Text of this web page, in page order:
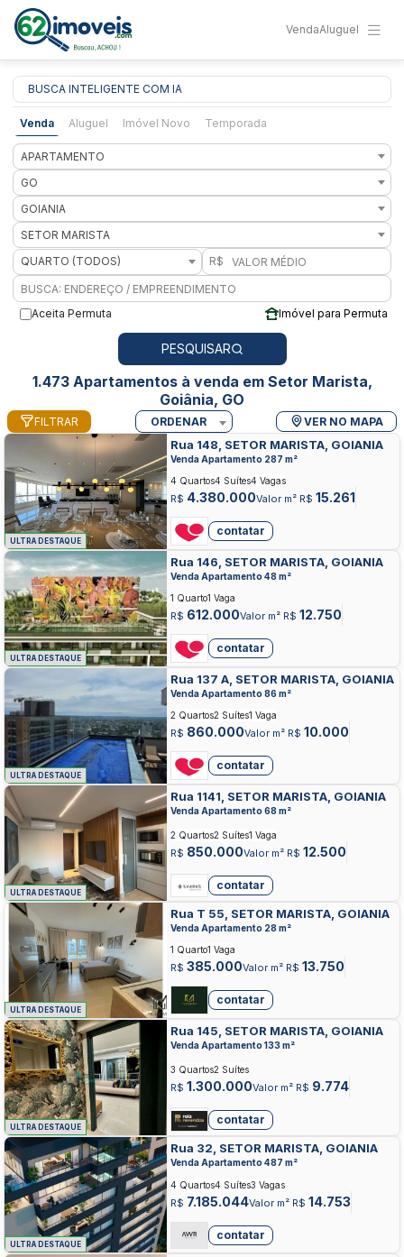
VendaAluguel
BUSCA INTELIGENTE COM IA
Venda Aluguel Imóvel Novo Temporada
APARTAMENTO
GO
GOIANIA
SETOR MARISTA
QUARTO (TODOS)
R$
Aceita Permuta Imóvel para Permuta
PESQUISAR
1.473 Apartamentos à venda em Setor Marista,
Goiânia, GO
FILTRAR ORDENAR VER NO MAPA
ULTRA DESTAQUE
Rua 148, SETOR MARISTA, GOIANIA
Venda Apartamento 287 m²
R$ 4.380.000Valor m² R$ 15.261
4 Quartos4 Suítes4 Vagas
contatar
ULTRA DESTAQUE
Rua 146, SETOR MARISTA, GOIANIA
Venda Apartamento 48 m²
R$ 612.000Valor m² R$ 12.750
1 Quarto1 Vaga
contatar
ULTRA DESTAQUE
Rua 137 A, SETOR MARISTA, GOIANIA
Venda Apartamento 86 m²
R$ 860.000Valor m² R$ 10.000
2 Quartos2 Suítes1 Vaga
contatar
ULTRA DESTAQUE
Rua 1141, SETOR MARISTA, GOIANIA
Venda Apartamento 68 m²
R$ 850.000Valor m² R$ 12.500
2 Quartos2 Suítes1 Vaga
contatar
ULTRA DESTAQUE
Rua T 55, SETOR MARISTA, GOIANIA
Venda Apartamento 28 m²
R$ 385.000Valor m² R$ 13.750
1 Quarto1 Vaga
contatar
ULTRA DESTAQUE
Rua 145, SETOR MARISTA, GOIANIA
Venda Apartamento 133 m²
R$ 1.300.000Valor m² R$ 9.774
3 Quartos2 Suítes
contatar
ULTRA DESTAQUE
Rua 32, SETOR MARISTA, GOIANIA
Venda Apartamento 487 m²
R$ 7.185.044Valor m² R$ 14.753
4 Quartos4 Suítes3 Vagas
contatar